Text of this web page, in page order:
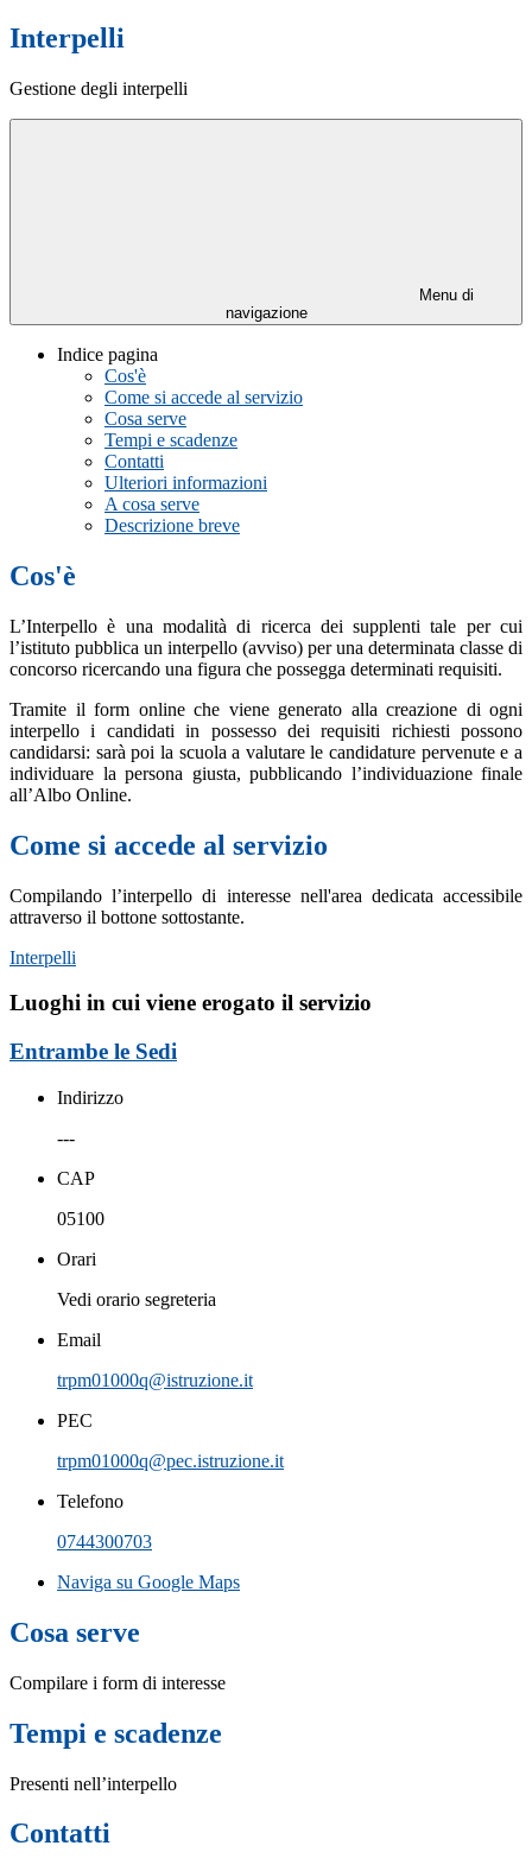
Interpelli
Gestione degli interpelli
Menu di
navigazione
Indice pagina
Cos'è
Come si accede al servizio
Cosa serve
Tempi e scadenze
Contatti
Ulteriori informazioni
A cosa serve
Descrizione breve
Cos'è
L’Interpello è una modalità di ricerca dei supplenti tale per cui
l’istituto pubblica un interpello (avviso) per una determinata classe di
concorso ricercando una figura che possegga determinati requisiti.
Tramite il form online che viene generato alla creazione di ogni
interpello i candidati in possesso dei requisiti richiesti possono
candidarsi: sarà poi la scuola a valutare le candidature pervenute e a
individuare la persona giusta, pubblicando l’individuazione finale
all’Albo Online.
Come si accede al servizio
Compilando l’interpello di interesse nell'area dedicata accessibile
attraverso il bottone sottostante.
Interpelli
Luoghi in cui viene erogato il servizio
Entrambe le Sedi
Indirizzo
---
CAP
05100
Orari
Vedi orario segreteria
Email
trpm01000q@istruzione.it
PEC
trpm01000q@pec.istruzione.it
Telefono
0744300703
Naviga su Google Maps
Cosa serve
Compilare i form di interesse
Tempi e scadenze
Presenti nell’interpello
Contatti